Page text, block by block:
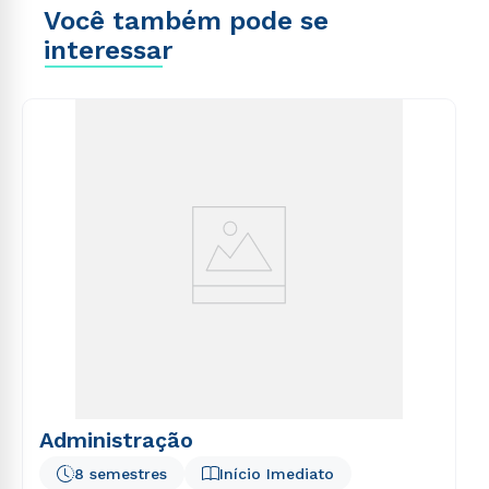
Você também pode se
interessar
Administração
Início Imediato
8 semestres